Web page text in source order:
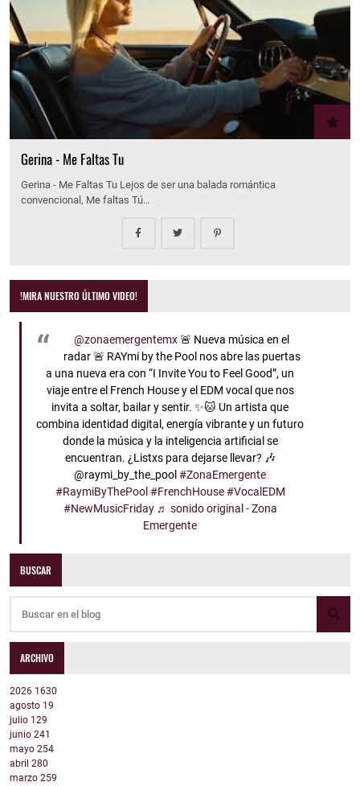
Gerina - Me Faltas Tu
Gerina - Me Faltas Tu Lejos de ser una balada romántica
convencional, Me faltas Tú…
!MIRA NUESTRO ÚLTIMO VIDEO!
@zonaemergentemx🚨 Nueva música en el
radar 🚨 RAYmi by the Pool nos abre las puertas
a una nueva era con “I Invite You to Feel Good”, un
viaje entre el French House y el EDM vocal que nos
invita a soltar, bailar y sentir. ✨🐱 Un artista que
combina identidad digital, energía vibrante y un futuro
donde la música y la inteligencia artificial se
encuentran. ¿Listxs para dejarse llevar? 🎶
@raymi_by_the_pool#ZonaEmergente
#RaymiByThePool #FrenchHouse #VocalEDM
#NewMusicFriday ♬ sonido original - Zona
Emergente
BUSCAR
ARCHIVO
2026 1630
agosto 19
julio 129
junio 241
mayo 254
abril 280
marzo 259